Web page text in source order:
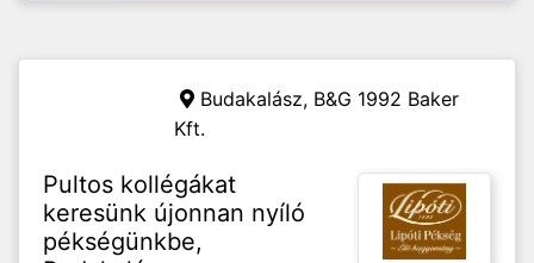
Budakalász, B&G 1992 Baker
Kft.
Pultos kollégákat
keresünk újonnan nyíló
pékségünkbe,